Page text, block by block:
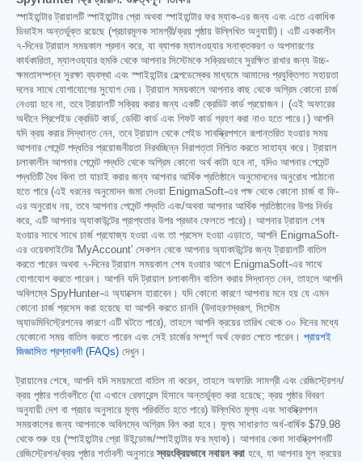
স্পাইহান্টার ট্রায়ালটি স্পাইহান্টার প্রো অথবা স্পাইহান্টার ফর ম্যাক-এর জন্য এবং এতে একাধিক
ডিভাইস অন্তর্ভুক্ত রয়েছে (প্রচারমূলক সামগ্রী/ক্রয় পৃষ্ঠায় উল্লিখিত অনুযায়ী)। এটি এককালীন
৭-দিনের ট্রায়াল সময়কাল প্রদান করে, যা ব্যাপক ম্যালওয়্যার সনাক্তকরণ ও অপসারণের
কার্যকারিতা, ম্যালওয়্যার হুমকি থেকে আপনার সিস্টেমকে সক্রিয়ভাবে সুরক্ষিত রাখার জন্য উচ্চ-
ক্ষমতাসম্পন্ন সুরক্ষা ব্যবস্থা এবং স্পাইহান্টার হেল্পডেস্কের মাধ্যমে আমাদের প্রযুক্তিগত সহায়তা
দলের সাথে যোগাযোগের সুযোগ দেয়। ট্রায়াল সময়কালে আপনার কাছ থেকে অগ্রিম কোনো চার্জ
নেওয়া হবে না, তবে ট্রায়ালটি সক্রিয় করার জন্য একটি ক্রেডিট কার্ড প্রয়োজন। (এই অফারের
অধীনে প্রিপেইড ক্রেডিট কার্ড, ডেবিট কার্ড এবং গিফট কার্ড গ্রহণ করা নাও হতে পারে।) আপনি
যদি ক্রয় করার সিদ্ধান্ত নেন, তবে ট্রায়াল থেকে পেইড সাবস্ক্রিপশনে রূপান্তরিত হওয়ার সময়
আপনার পেমেন্ট পদ্ধতির প্রয়োজনীয়তা নিরবচ্ছিন্ন নিরাপত্তা নিশ্চিত করতে সাহায্য করে। ট্রায়াল
চলাকালীন আপনার পেমেন্ট পদ্ধতি থেকে অগ্রিম কোনো অর্থ কাটা হবে না, যদিও আপনার পেমেন্ট
পদ্ধতিটি বৈধ কিনা তা যাচাই করার জন্য আপনার আর্থিক প্রতিষ্ঠানে অনুমোদনের অনুরোধ পাঠানো
হতে পারে (এই ধরনের অনুমোদন জমা দেওয়া EnigmaSoft-এর পক্ষ থেকে কোনো চার্জ বা ফি-
এর অনুরোধ নয়, তবে আপনার পেমেন্ট পদ্ধতি এবং/অথবা আপনার আর্থিক প্রতিষ্ঠানের উপর নির্ভর
করে, এটি আপনার অ্যাকাউন্টের প্রাপ্যতার উপর প্রভাব ফেলতে পারে)। আপনার ট্রায়াল শেষ
হওয়ার সাথে সাথে চার্জ প্রযোজ্য হওয়া এবং তা প্রসেস হওয়া এড়াতে, আপনি EnigmaSoft-
এর ওয়েবসাইটের 'MyAccount' সেকশন থেকে আপনার অ্যাকাউন্টের জন্য ট্রায়ালটি বাতিল
করতে পারেন অথবা ৭-দিনের ট্রায়াল সময়কাল শেষ হওয়ার আগে EnigmaSoft-এর সাথে
যোগাযোগ করতে পারেন। আপনি যদি ট্রায়াল চলাকালীন বাতিল করার সিদ্ধান্ত নেন, তাহলে আপনি
অবিলম্বে SpyHunter-এ অ্যাক্সেস হারাবেন। যদি কোনো কারণে আপনার মনে হয় যে এমন
কোনো চার্জ প্রসেস করা হয়েছে যা আপনি করতে চাননি (উদাহরণস্বরূপ, সিস্টেম
অ্যাডমিনিস্ট্রেশনের কারণে এটি ঘটতে পারে), তাহলে আপনি ক্রয়ের তারিখ থেকে ৩০ দিনের মধ্যে
যেকোনো সময় বাতিল করতে পারেন এবং সেই চার্জের সম্পূর্ণ অর্থ ফেরত পেতে পারেন। প্রায়শই
জিজ্ঞাসিত প্রশ্নাবলী (FAQs) দেখুন।
ট্রায়ালের শেষে, আপনি যদি সময়মতো বাতিল না করেন, তাহলে অফারিং সামগ্রী এবং রেজিস্ট্রেশন/
ক্রয় পৃষ্ঠার শর্তাবলীতে (যা এখানে রেফারেন্স হিসাবে অন্তর্ভুক্ত করা হয়েছে; ক্রয় পৃষ্ঠার বিবরণ
অনুযায়ী দেশ বা প্রচার অনুসারে মূল্য পরিবর্তিত হতে পারে) উল্লিখিত মূল্য এবং সাবস্ক্রিপশন
সময়কালের জন্য আপনাকে অবিলম্বে অগ্রিম বিল করা হবে। মূল্য সাধারণত অর্ধ-বার্ষিক $79.98
থেকে শুরু হয় (স্পাইহান্টার প্রো উইন্ডোজ/স্পাইহান্টার ফর ম্যাক)। আপনার কেনা সাবস্ক্রিপশনটি
রেজিস্ট্রেশন/ক্রয় পৃষ্ঠার শর্তাবলী অনুসারেস্বয়ংক্রিয়ভাবে নবায়ন করা হবে, যা আপনার মূল ক্রয়ের